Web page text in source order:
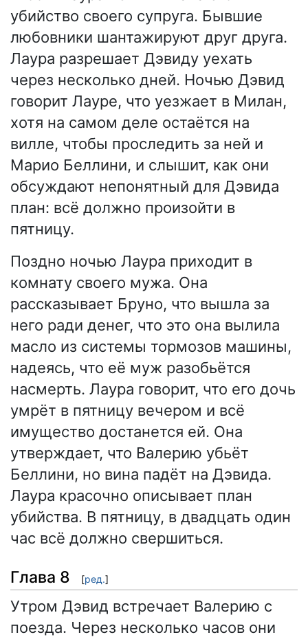
убийство своего супруга. Бывшие
любовники шантажируют друг друга.
Лаура разрешает Дэвиду уехать
через несколько дней. Ночью Дэвид
говорит Лауре, что уезжает в Милан,
хотя на самом деле остаётся на
вилле, чтобы проследить за ней и
Марио Беллини, и слышит, как они
обсуждают непонятный для Дэвида
план: всё должно произойти в
пятницу.
Поздно ночью Лаура приходит в
комнату своего мужа. Она
рассказывает Бруно, что вышла за
него ради денег, что это она вылила
масло из системы тормозов машины,
надеясь, что её муж разобьётся
насмерть. Лаура говорит, что его дочь
умрёт в пятницу вечером и всё
имущество достанется ей. Она
утверждает, что Валерию убьёт
Беллини, но вина падёт на Дэвида.
Лаура красочно описывает план
убийства. В пятницу, в двадцать один
час всё должно свершиться.
Глава 8 [ред.]
Утром Дэвид встречает Валерию с
поезда. Через несколько часов они